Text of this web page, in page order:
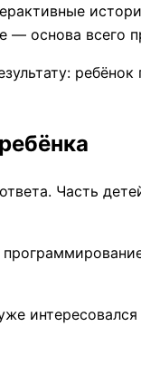
— основа всего
Часть